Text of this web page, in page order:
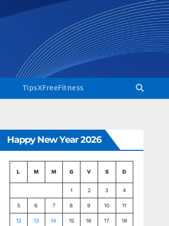
TipsXFreeFitness
Happy New Year 2026
L M M G V S D
1 2 3 4
5 6 7 8 9 10 11
12 13 14 15 16 17 18